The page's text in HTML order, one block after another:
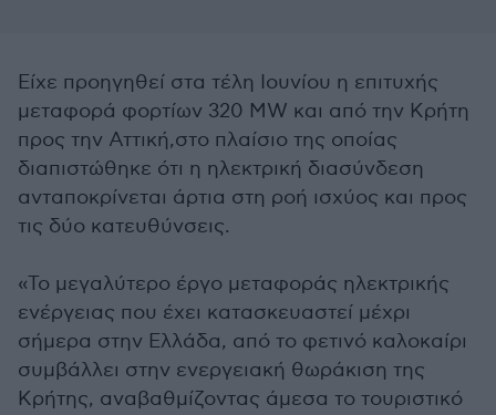
Είχε προηγηθεί στα τέλη Ιουνίου η επιτυχής
μεταφορά φορτίων 320 MW και από την Κρήτη
προς την Αττική,στο πλαίσιο της οποίας
διαπιστώθηκε ότι η ηλεκτρική διασύνδεση
ανταποκρίνεται άρτια στη ροή ισχύος και προς
τις δύο κατευθύνσεις.
«Το μεγαλύτερο έργο μεταφοράς ηλεκτρικής
ενέργειας που έχει κατασκευαστεί μέχρι
σήμερα στην Ελλάδα, από το φετινό καλοκαίρι
συμβάλλει στην ενεργειακή θωράκιση της
Κρήτης, αναβαθμίζοντας άμεσα το τουριστικό